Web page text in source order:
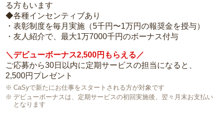
る方もいます
◆各種インセンティブあり
・表彰制度を毎月実施（5千円〜1万円の報奨金を授与）
・友人紹介で、最大1万7000千円のボーナス付与
＼デビューボーナス2,500円もらえる／
ご応募から30日以内に定期サービスの担当になると、
2,500円プレゼント
CaSyで新たにお仕事をスタートされる方が対象です
デビューボーナスは、定期サービスの初回実施後、翌々月末お支払い
となります